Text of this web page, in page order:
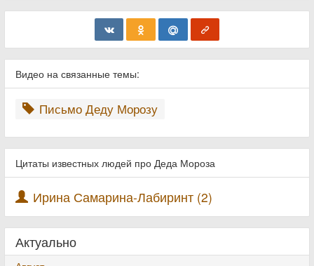
Видео на связанные темы:
Письмо Деду Морозу
Цитаты известных людей про Деда Мороза
Ирина Самарина-Лабиринт (2)
Актуально